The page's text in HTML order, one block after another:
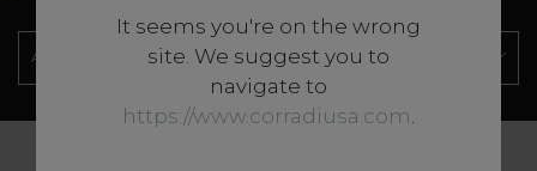
It seems you're on the wrong
site. We suggest you to
navigate to
https://www.corradiusa.com.